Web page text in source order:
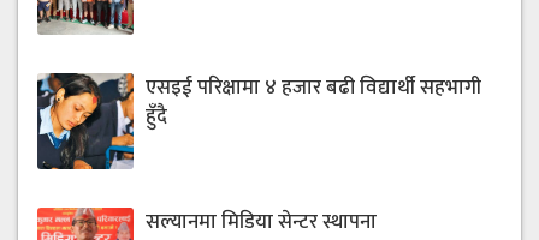
एसइई परिक्षामा ४ हजार बढी विद्यार्थी सहभागी
हुँदै
सल्यानमा मिडिया सेन्टर स्थापना